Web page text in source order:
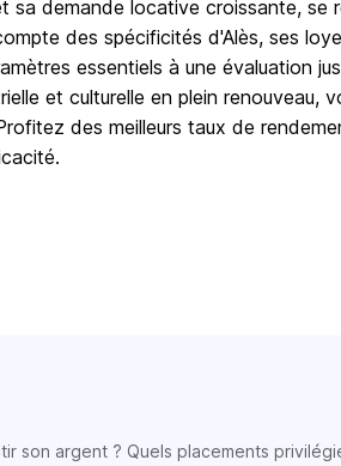
sa demande locative croissante, se
des spécificités d'Alès, ses
essentiels à une évaluation
et culturelle en plein renouveau,
des meilleurs taux de
son argent ? Quels placements